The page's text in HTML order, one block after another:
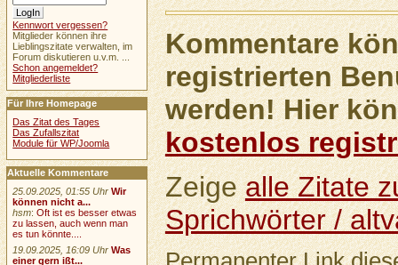
Kommentare
registrierten
werden! Hier
kostenlos
Zeigealle Zitate
Sprichwörter /
Kennwort vergessen?
Mitglieder können ihre
Lieblingszitate verwalten, im
Forum diskutieren u.v.m. ...
Schon angemeldet?
Mitgliederliste
Für Ihre Homepage
Das Zitat des Tages
Das Zufallszitat
Module für WP/Joomla
Aktuelle Kommentare
25.09.2025, 01:55 Uhr Wir
können nicht a...
hsm:Oft ist es besser etwas
zu lassen, auch wenn man
es tun könnte....
19.09.2025, 16:09 Uhr Was
einer gern ißt...